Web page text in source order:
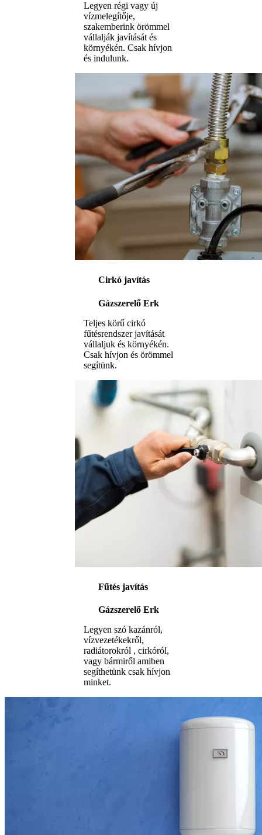
Legyen régi vagy új
vízmelegítője,
szakemberink örömmel
vállalják javítását és
környékén. Csak hívjon
és indulunk.
Cirkó javítás
Gázszerelő Erk
Teljes körű cirkó
fűtésrendszer javítását
vállaljuk és környékén.
Csak hívjon és örömmel
segítünk.
Fűtés javítás
Gázszerelő Erk
Legyen szó kazánról,
vízvezetékekről,
radiátorokról , cirkóról,
vagy bármiről amiben
segíthetünk csak hívjon
minket.